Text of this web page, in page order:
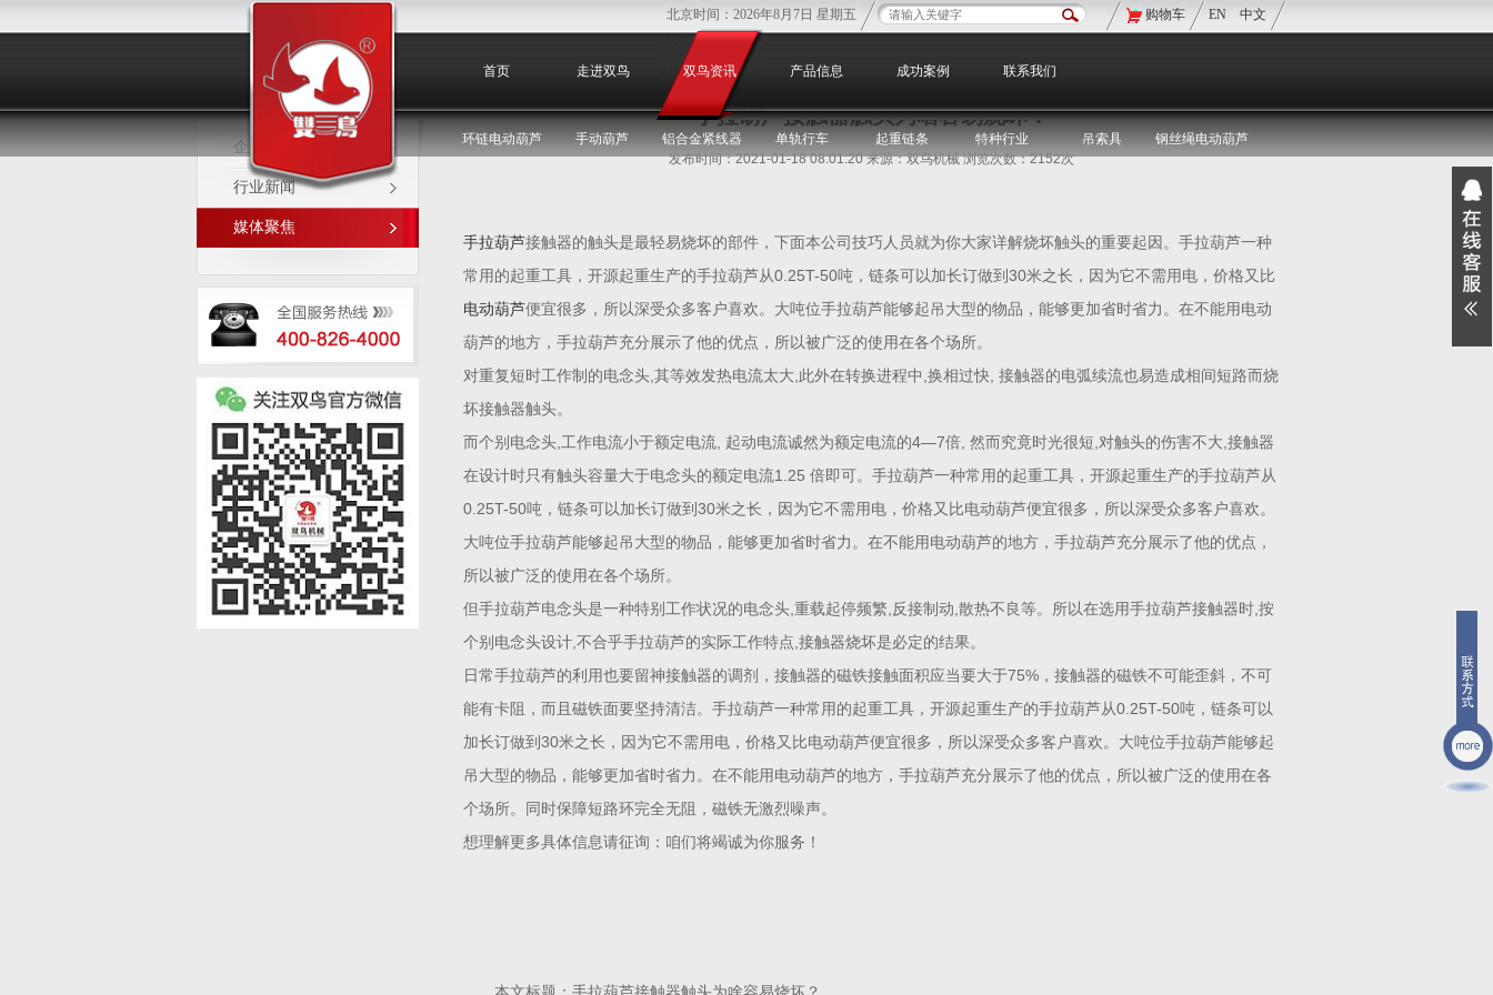
北京时间： 2026年8月7日 星期五 购物车 EN 中文
首页 走进双鸟 双鸟资讯 产品信息 成功案例 联系我们
环链电动葫芦 手动葫芦 铝合金紧线器 单轨行车 起重链条 特种行业 吊索具 钢丝绳电动葫芦
媒体聚焦 您现在的位置：双鸟首页>双鸟资讯>媒体聚焦
企业新闻
行业新闻
媒体聚焦
手拉葫芦接触器触头为啥容易烧坏？
发布时间：2021-01-18 08:01:20 来源：双鸟机械 浏览次数：2152次
手拉葫芦接触器的触头是最轻易烧坏的部件，下面本公司技巧人员就为你大家详解烧坏触头的重要起因。手拉葫芦一种
常用的起重工具，开源起重生产的手拉葫芦从0.25T-50吨，链条可以加长订做到30米之长，因为它不需用电，价格又比
电动葫芦便宜很多，所以深受众多客户喜欢。大吨位手拉葫芦能够起吊大型的物品，能够更加省时省力。在不能用电动
葫芦的地方，手拉葫芦充分展示了他的优点，所以被广泛的使用在各个场所。
对重复短时工作制的电念头,其等效发热电流太大,此外在转换进程中,换相过快, 接触器的电弧续流也易造成相间短路而烧
坏接触器触头。
而个别电念头,工作电流小于额定电流, 起动电流诚然为额定电流的4—7倍, 然而究竟时光很短,对触头的伤害不大,接触器
在设计时只有触头容量大于电念头的额定电流1.25 倍即可。手拉葫芦一种常用的起重工具，开源起重生产的手拉葫芦从
0.25T-50吨，链条可以加长订做到30米之长，因为它不需用电，价格又比电动葫芦便宜很多，所以深受众多客户喜欢。
大吨位手拉葫芦能够起吊大型的物品，能够更加省时省力。在不能用电动葫芦的地方，手拉葫芦充分展示了他的优点，
所以被广泛的使用在各个场所。
但手拉葫芦电念头是一种特别工作状况的电念头,重载起停频繁,反接制动,散热不良等。所以在选用手拉葫芦接触器时,按
个别电念头设计,不合乎手拉葫芦的实际工作特点,接触器烧坏是必定的结果。
日常手拉葫芦的利用也要留神接触器的调剂，接触器的磁铁接触面积应当要大于75%，接触器的磁铁不可能歪斜，不可
能有卡阻，而且磁铁面要坚持清洁。手拉葫芦一种常用的起重工具，开源起重生产的手拉葫芦从0.25T-50吨，链条可以
加长订做到30米之长，因为它不需用电，价格又比电动葫芦便宜很多，所以深受众多客户喜欢。大吨位手拉葫芦能够起
吊大型的物品，能够更加省时省力。在不能用电动葫芦的地方，手拉葫芦充分展示了他的优点，所以被广泛的使用在各
个场所。同时保障短路环完全无阻，磁铁无激烈噪声。
想理解更多具体信息请征询：咱们将竭诚为你服务！